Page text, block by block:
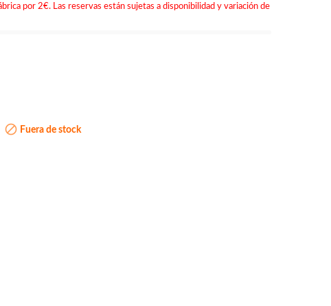
por 2€. Las reservas están sujetas a disponibilidad y variación de
 Fuera de stock